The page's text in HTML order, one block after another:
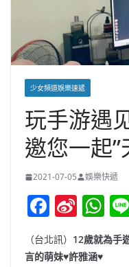
少女頻道娛樂速遞
玩手游遇
邀您一起
2021-07-05 娛樂快遞
F
a
c
Si
n
a
W
h
at
（台北訊） 12歲就為手
言的萌妹♥許雅涵♥